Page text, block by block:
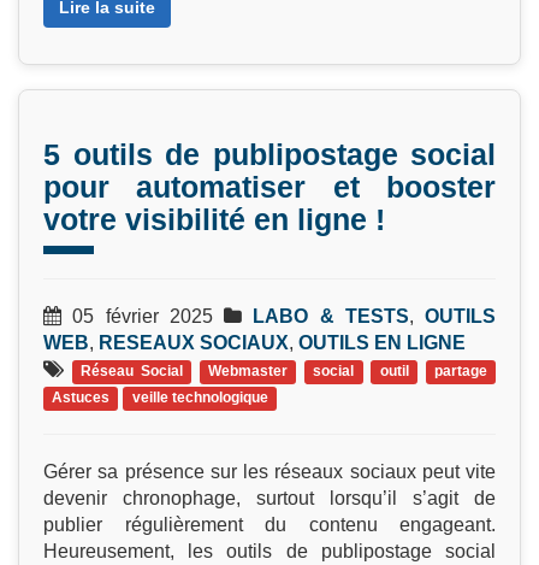
Lire la suite
5 outils de publipostage social
pour automatiser et booster
votre visibilité en ligne !
05 février 2025 LABO & TESTS, OUTILS
WEB, RESEAUX SOCIAUX, OUTILS EN LIGNE
Réseau Social Webmaster social outil
partage
Astuces
veille technologique
Gérer sa présence sur les réseaux sociaux peut vite
devenir chronophage, surtout lorsqu’il s’agit de
publier régulièrement du contenu engageant.
Heureusement, les outils de publipostage social